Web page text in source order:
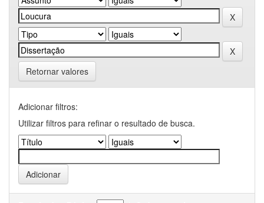
Retornar valores
Adicionar filtros:
Utilizar filtros para refinar o resultado de busca.